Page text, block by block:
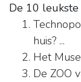
De 10
huis? ...
Het
De ZOO